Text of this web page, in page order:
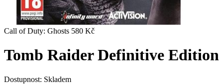
Call of Duty: Ghosts 580 Kč
Tomb Raider Definitive Edition
Dostupnost: Skladem